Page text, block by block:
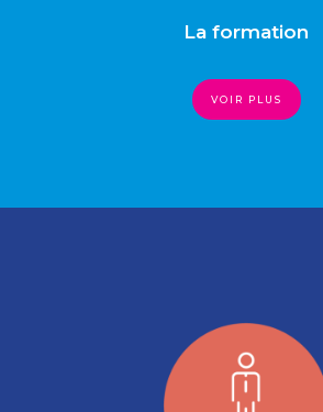
La formation
VOIR PLUS